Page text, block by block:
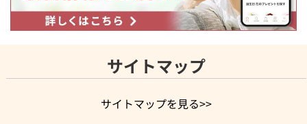
サイトマップ
サイトマップを見る>>